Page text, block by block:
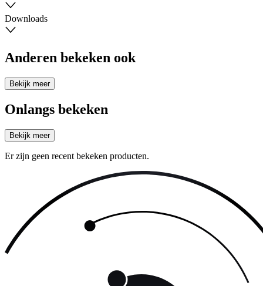
Downloads
Anderen bekeken ook
Bekijk meer
Onlangs bekeken
Bekijk meer
Er zijn geen recent bekeken producten.